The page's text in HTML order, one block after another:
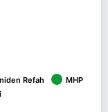
Refah
MHP